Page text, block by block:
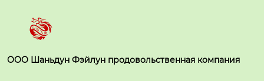
ООО Шаньдун Фэйлун продовольственная компания